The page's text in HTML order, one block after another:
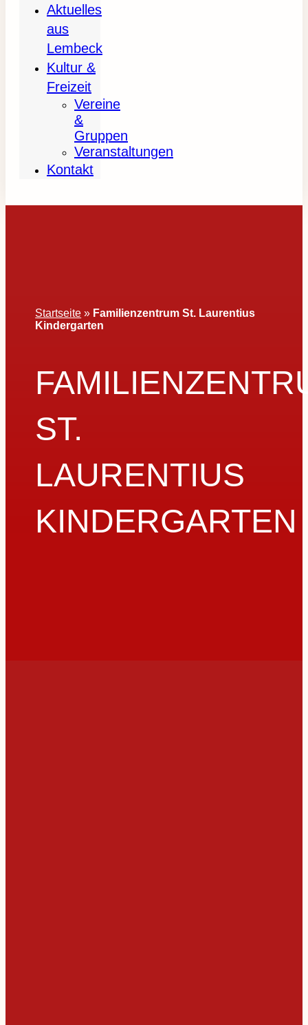
Aktuelles
aus
Lembeck
Kultur &
Freizeit
Vereine
&
Gruppen
Veranstaltungen
Kontakt
Startseite » Familienzentrum St. Laurentius
Kindergarten
ST.
LAURENTIUS
KINDERGARTEN